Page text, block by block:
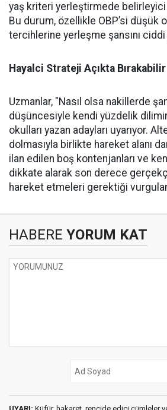
yaş kriteri yerleştirmede
Bu durum, özellikle OBP’si düşük
tercihlerine yerleşme şansını
Hayalci Strateji Açıkta Bırakabilir
Uzmanlar, "Nasıl olsa nakillerde
düşüncesiyle kendi yüzdelik
okulları yazan adayları uyarıyor.
dolmasıyla birlikte hareket alanı
ilan edilen boş kontenjanları ve
dikkate alarak son derece
hareket etmeleri gerektiği
HABERE YORUM KAT